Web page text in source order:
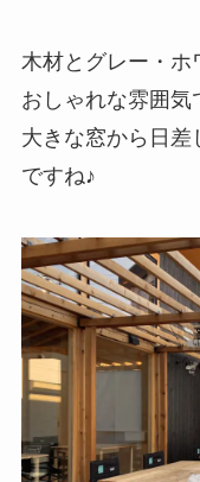
木材とグレー・ホ
おしゃれな雰囲気
大きな窓から日差
ですね♪